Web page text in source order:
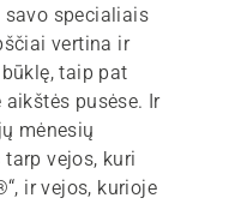
specialiais
vertina ir
taip pat
pusėse. Ir
mėnesių
vejos, kuri
ir vejos, kurioje